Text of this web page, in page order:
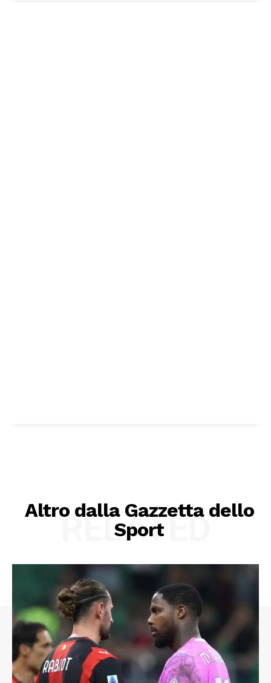
Altro dalla Gazzetta dello
Sport
RELATED